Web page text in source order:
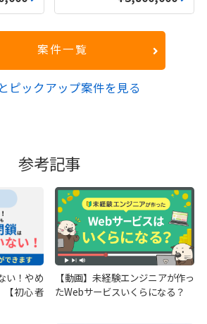
案件一覧
ピックアップ案件を見る
参考記事
い！やめ
【初心者
【動画】未経験エンジニアが作っ
たWebサービスいくらになる？